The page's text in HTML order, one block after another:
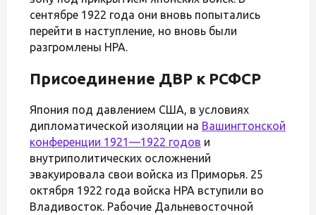
сентябре 1922 года они вновь попытались
перейти в наступление, но вновь были
разгромлены НРА.
Присоединение ДВР к РСФСР
Япония под давлением США, в условиях
дипломатической изоляции на Вашингтонской
конференции 1921—1922 годов и
внутриполитических осложнений
эвакуировала свои войска из Приморья. 25
октября 1922 года войска НРА вступили во
Владивосток. Рабочие Дальневосточной